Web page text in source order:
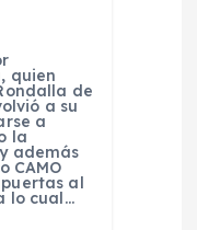
quien
de
a su
a
la
además
CAMO
puertas al
lo cual…